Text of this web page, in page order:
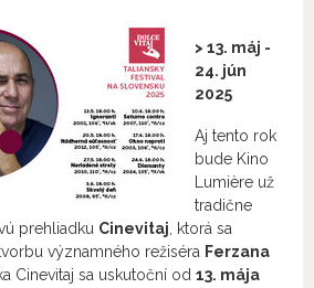
> 13. máj -
24. jún
2025
Aj tento rok
bude Kino
Lumière už
tradične
prehliadku Cinevitaj , ktorá sa
významného režiséra Ferzana
Cinevitaj sa uskutoční od 13. mája